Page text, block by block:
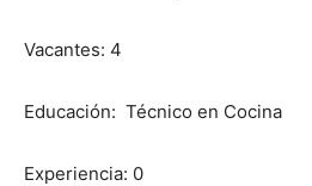
Vacantes: 4
Educación: Técnico en Cocina
Experiencia: 0